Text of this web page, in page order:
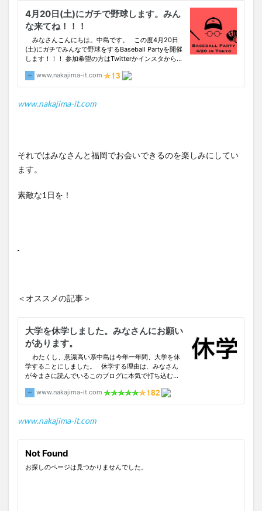
www.nakajima-it.com
それではみなさんと福岡でお会いできるのを楽しみにしてい
ます。
素敵な1日を！
＜オススメの記事＞
www.nakajima-it.com